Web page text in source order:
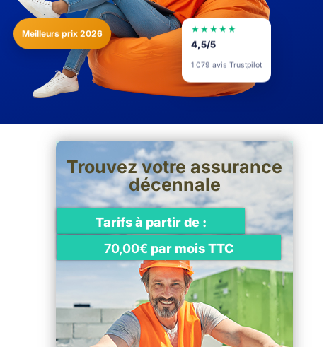
Meilleurs prix 2026
★★★★★
4,5/5
1 079 avis Trustpilot
Trouvez votre assurance
décennale
Tarifs à partir de :
70,00€ par mois TTC